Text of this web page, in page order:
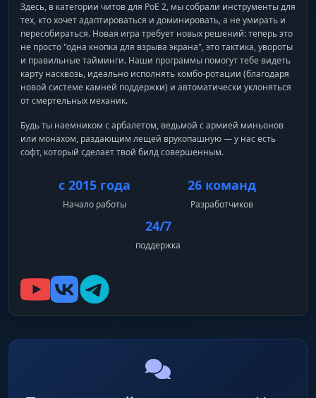
Здесь, в категории читов для PoE 2, мы собрали инструменты для
тех, кто хочет адаптироваться и доминировать, а не умирать и
пересобираться. Новая игра требует новых решений: теперь это
не просто "одна кнопка для взрыва экрана", это тактика, увороты
и правильные тайминги. Наши программы помогут тебе видеть
карту насквозь, идеально исполнять комбо-ротации (благодаря
новой системе камней поддержки) и автоматически уклоняться
от смертельных механик.
Будь ты наемником с арбалетом, ведьмой с армией миньонов
или монахом, раздающим лещей врукопашную — у нас есть
софт, который сделает твой билд совершенным.
с 2015 года
Начало работы
26 команд
Разработчиков
24/7
поддержка